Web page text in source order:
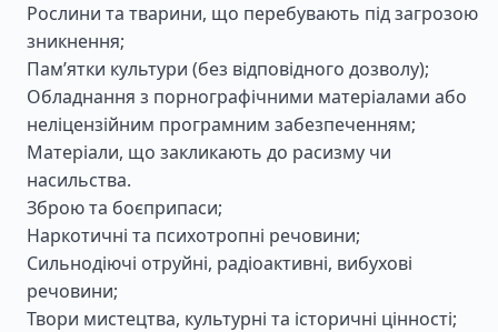
Рослини та тварини, що перебувають під загрозою
зникнення;
Пам’ятки культури (без відповідного дозволу);
Обладнання з порнографічними матеріалами або
неліцензійним програмним забезпеченням;
Матеріали, що закликають до расизму чи
насильства.
Зброю та боєприпаси;
Наркотичні та психотропні речовини;
Сильнодіючі отруйні, радіоактивні, вибухові
речовини;
Твори мистецтва, культурні та історичні цінності;